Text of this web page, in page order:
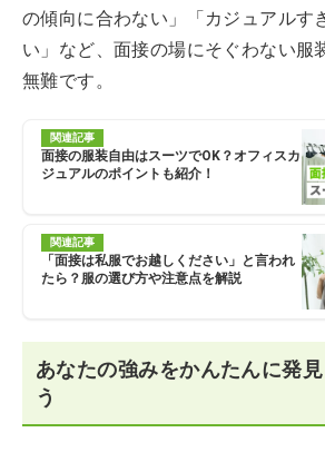
の傾向に合わない」「カジュアルす
い」など、面接の場にそぐわない服
無難です。
関連記事
面接の服装自由はスーツでOK？オフィスカ
ジュアルのポイントも紹介！
関連記事
「面接は私服でお越しください」と言われ
たら？服の選び方や注意点を解説
あなたの強みをかんたんに発
う